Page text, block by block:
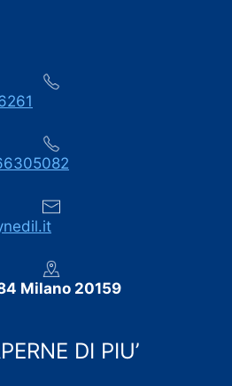
eventuale imprevisto è stato
e cura dei dettagli:
SYNEDIL a chiunque stia
Milano 20159
DI PIU’